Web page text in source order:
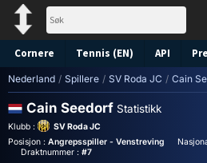
Cornere Tennis (EN) API
Nederland / Spillere / SV Roda JC / Cain
Cain Seedorf Statistikk
Klubb :
SV Roda JC
Posisjon : Angrepsspiller - Venstreving
Draktnummer : #7